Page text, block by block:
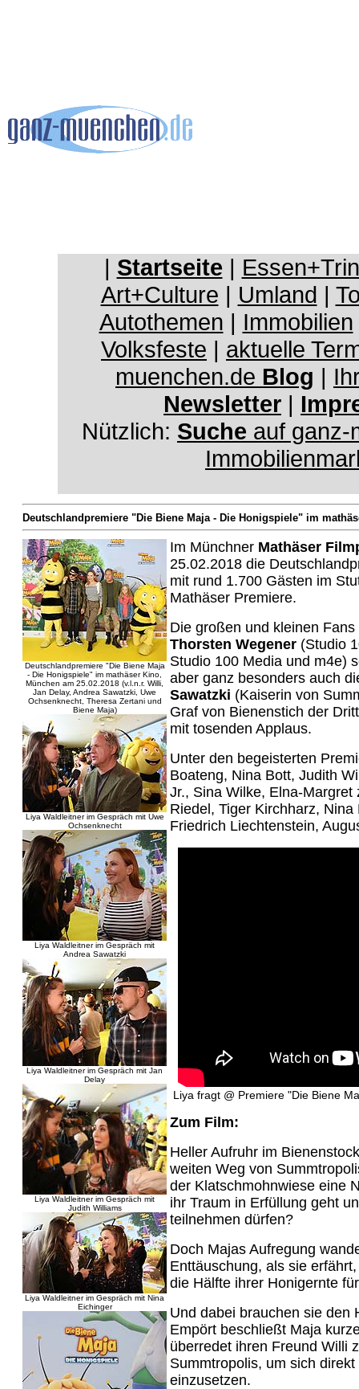
| Startseite |
Art+Culture | Umland |
Autothemen | Immobilien
Volksfeste | aktuelle
muenchen.de Blog |
Newsletter |
Nützlich: Suche auf ganz-
Deutschlandpremiere "Die Biene Maja - Die Honigspiele" im
Deutschlandpremiere "Die Biene Maja
- Die Honigspiele" im mathäser Kino,
München am 25.02.2018 (v.l.n.r. Willi,
Jan Delay, Andrea Sawatzki, Uwe
Ochsenknecht, Theresa Zertani und
Biene Maja)
Liya Waldleitner im Gespräch mit Uwe
Ochsenknecht
Liya Waldleitner im Gespräch mit
Andrea Sawatzki
Liya Waldleitner im Gespräch mit Jan
Delay
Liya Waldleitner im Gespräch mit
Judith Williams
Liya Waldleitner im Gespräch mit Nina
Eichinger
Im Münchner Mathäser
25.02.2018 die
mit rund 1.700 Gästen im
Mathäser Premiere.
Die großen und kleinen
Thorsten Wegener (Studio
Studio 100 Media und m4e)
aber ganz besonders auch
Sawatzki (Kaiserin von
Graf von Bienenstich der
mit tosenden Applaus.
Unter den begeisterten
Boateng, Nina Bott, Judith
Jr., Sina Wilke, Elna-
Riedel, Tiger Kirchharz,
Friedrich Liechtenstein,
Liya fragt @ Premiere "Die Biene
Zum Film:
Heller Aufruhr im
weiten Weg von
der Klatschmohnwiese eine
ihr Traum in Erfüllung geht
teilnehmen dürfen?
Doch Majas Aufregung
Enttäuschung, als sie
die Hälfte ihrer Honigernte
Und dabei brauchen sie den
Empört beschließt Maja
überredet ihren Freund Willi
Summtropolis, um sich
einzusetzen.